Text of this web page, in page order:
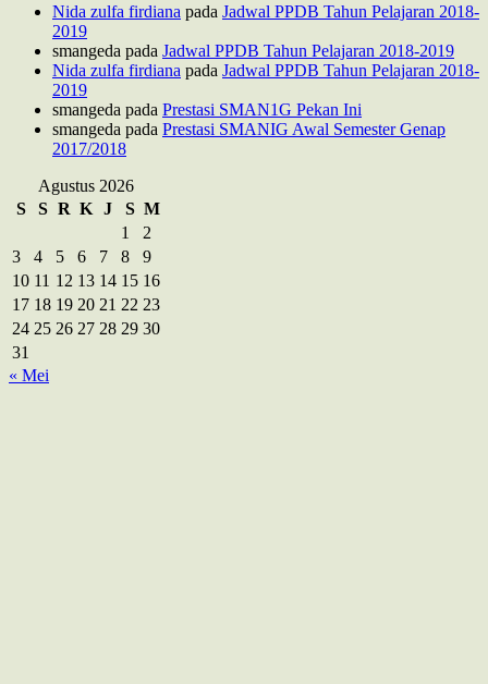
Nida zulfa firdiana pada Jadwal PPDB Tahun Pelajaran 2018-
2019
smangeda pada Jadwal PPDB Tahun Pelajaran 2018-2019
Nida zulfa firdiana pada Jadwal PPDB Tahun Pelajaran 2018-
2019
smangeda pada Prestasi SMAN1G Pekan Ini
smangeda pada Prestasi SMANIG Awal Semester Genap
2017/2018
Agustus 2026
S
S R K J S M
1
2
3
4 5 6 7 8
9
10 11 12 13 14 15 16
17 18 19 20 21 22 23
24 25 26 27 28 29 30
31
« Mei